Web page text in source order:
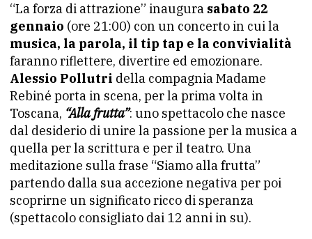
“La forza di attrazione” inaugura sabato 22
gennaio (ore 21:00) con un concerto in cui la
musica, la parola, il tip tap e la convivialità
faranno riflettere, divertire ed emozionare.
Alessio Pollutri della compagnia Madame
Rebiné porta in scena, per la prima volta in
Toscana, “Alla frutta”: uno spettacolo che nasce
dal desiderio di unire la passione per la musica a
quella per la scrittura e per il teatro. Una
meditazione sulla frase “Siamo alla frutta”
partendo dalla sua accezione negativa per poi
scoprirne un significato ricco di speranza
(spettacolo consigliato dai 12 anni in su).